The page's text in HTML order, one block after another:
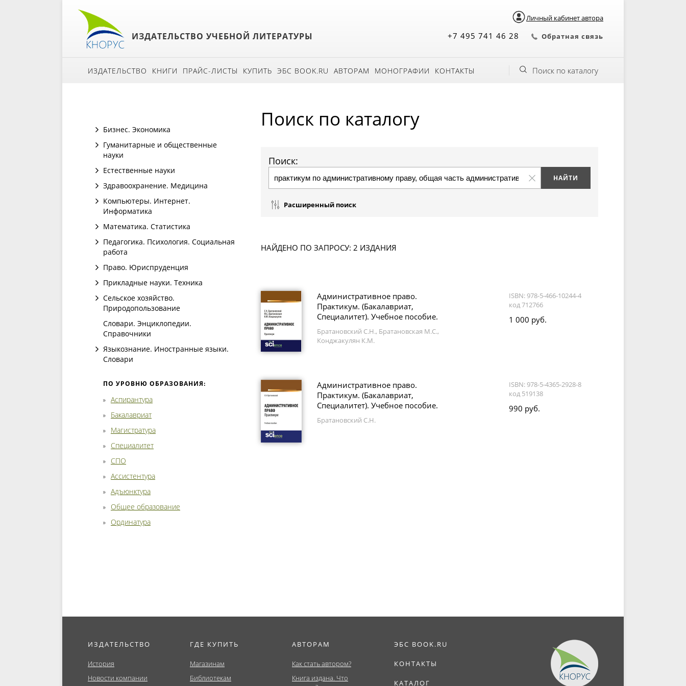
Личный кабинет автора
ИЗДАТЕЛЬСТВО УЧЕБНОЙ ЛИТЕРАТУРЫ +7 495 741 46 28 Обратная связь
ИЗДАТЕЛЬСТВО КНИГИ ПРАЙС-ЛИСТЫ КУПИТЬ ЭБС BOOK.RU АВТОРАМ МОНОГРАФИИ КОНТАКТЫ Поиск по каталогу
Бизнес. Экономика
Гуманитарные и общественные
науки
Естественные науки
Здравоохранение. Медицина
Компьютеры. Интернет.
Информатика
Математика. Статистика
Педагогика. Психология. Социальная
работа
Право. Юриспруденция
Прикладные науки. Техника
Сельское хозяйство.
Природопользование
Словари. Энциклопедии.
Справочники
Языкознание. Иностранные языки.
Словари
ПО УРОВНЮ ОБРАЗОВАНИЯ:
Аспирантура
Бакалавриат
Магистратура
Специалитет
СПО
Ассистентура
Адъюнктура
Общее образование
Ординатура
Поиск по каталогу
Поиск:
Расширенный поиск
НАЙДЕНО ПО ЗАПРОСУ: 2 ИЗДАНИЯ
Административное право.
Практикум. (Бакалавриат,
Специалитет). Учебное пособие.
Братановский С.Н., Братановская М.С.,
Конджакулян К.М.
ISBN: 978-5-466-10244-4
код 712766
1 000 руб.
Административное право.
Практикум. (Бакалавриат,
Специалитет). Учебное пособие.
Братановский С.Н.
ISBN: 978-5-4365-2928-8
код 519138
990 руб.
ИЗДАТЕЛЬСТВО
История
Новости компании
ГДЕ КУПИТЬ
Магазинам
Библиотекам
АВТОРАМ
Как стать автором?
Книга издана. Что
ЭБС BOOK.RU
КОНТАКТЫ
КАТАЛОГ